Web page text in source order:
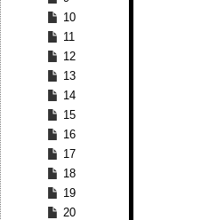
10
11
12
13
14
15
16
17
18
19
20